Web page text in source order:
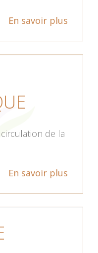
En savoir plus
de la
En savoir plus